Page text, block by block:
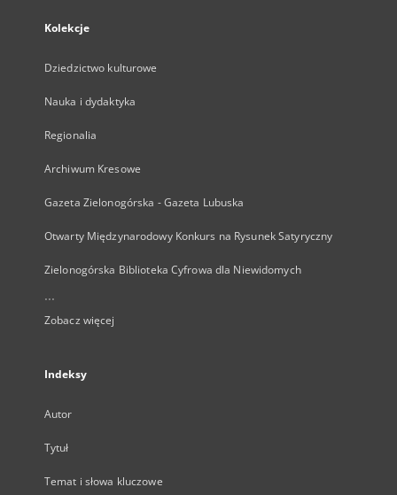
Kolekcje
Dziedzictwo kulturowe
Nauka i dydaktyka
Regionalia
Archiwum Kresowe
Gazeta Zielonogórska - Gazeta Lubuska
Otwarty Międzynarodowy Konkurs na Rysunek Satyryczny
Zielonogórska Biblioteka Cyfrowa dla Niewidomych
...
Zobacz więcej
Indeksy
Autor
Tytuł
Temat i słowa kluczowe